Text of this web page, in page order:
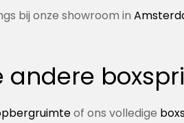
bij onze showroom in
andere
of ons volledige